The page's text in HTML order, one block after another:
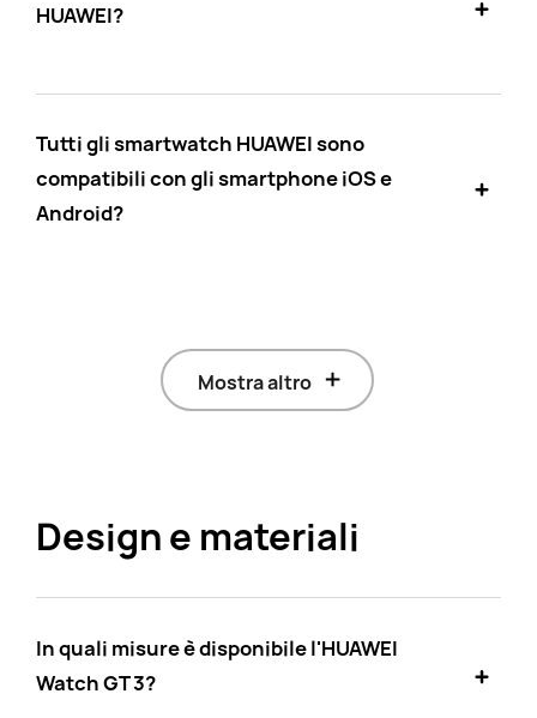
HUAWEI?
Tutti gli smartwatch HUAWEI sono
compatibili con gli smartphone iOS e
Android?
Mostra altro
Design e materiali
In quali misure è disponibile l'HUAWEI
Watch GT 3?